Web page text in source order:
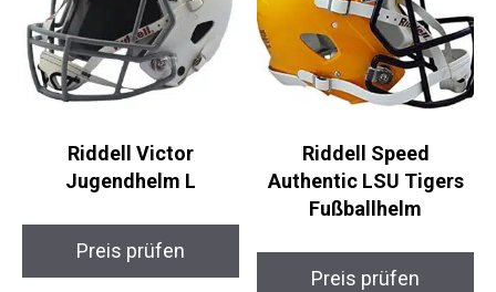
Riddell Victor
Jugendhelm L
Preis prüfen
Riddell Speed
Authentic LSU Tigers
Fußballhelm
Preis prüfen